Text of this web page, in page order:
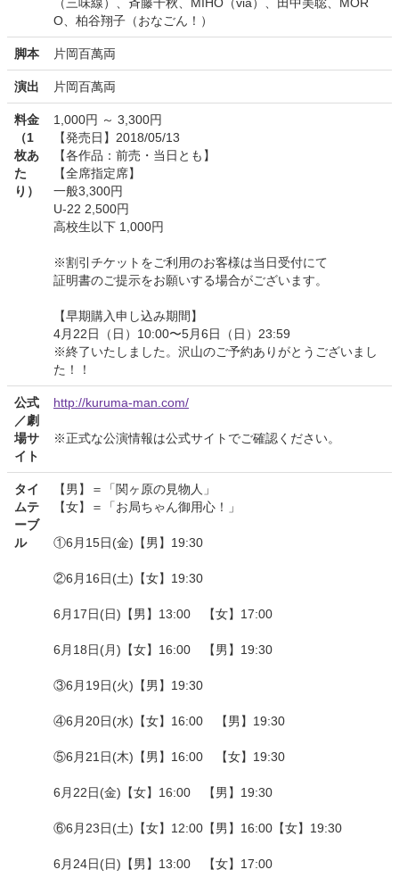
O、柏谷翔子（おなごん！）
脚本 片岡百萬両
演出 片岡百萬両
料金
（1
枚あ
た
り）
1,000円 ～ 3,300円
【発売日】2018/05/13
【各作品：前売・当日とも】
【全席指定席】
一般3,300円
U-22 2,500円
高校生以下 1,000円
※割引チケットをご利用のお客様は当日受付にて
証明書のご提示をお願いする場合がございます。
【早期購入申し込み期間】
4月22日（日）10:00〜5月6日（日）23:59
※終了いたしました。沢山のご予約ありがとうございまし
た！！
公式
／劇
場サ
イト
http://kuruma-man.com/
※正式な公演情報は公式サイトでご確認ください。
タイ
ムテ
ーブ
ル
【男】＝「関ヶ原の見物人」
【女】＝「お局ちゃん御用心！」
①6月15日(金)【男】19:30
②6月16日(土)【女】19:30
6月17日(日)【男】13:00 【女】17:00
6月18日(月)【女】16:00 【男】19:30
③6月19日(火)【男】19:30
④6月20日(水)【女】16:00 【男】19:30
⑤6月21日(木)【男】16:00 【女】19:30
6月22日(金)【女】16:00 【男】19:30
⑥6月23日(土)【女】12:00【男】16:00【女】19:30
6月24日(日)【男】13:00 【女】17:00